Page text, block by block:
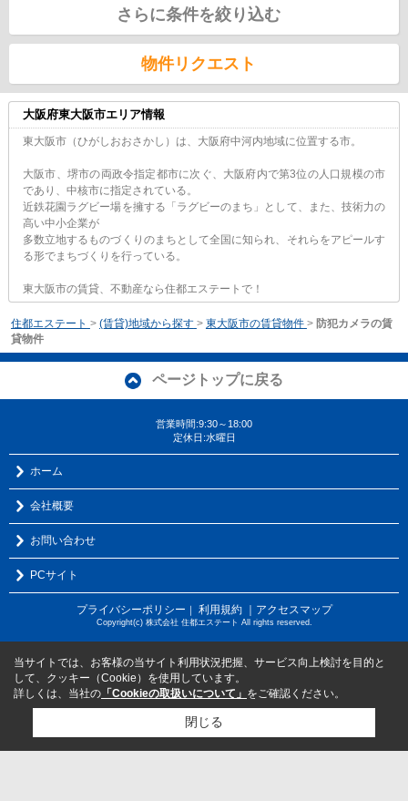
さらに条件を絞り込む
物件リクエスト
大阪府東大阪市エリア情報
東大阪市（ひがしおおさかし）は、大阪府中河内地域に位置する市。
大阪市、堺市の両政令指定都市に次ぐ、大阪府内で第3位の人口規模の市
であり、中核市に指定されている。
近鉄花園ラグビー場を擁する「ラグビーのまち」として、また、技術力の
高い中小企業が
多数立地するものづくりのまちとして全国に知られ、それらをアピールす
る形でまちづくりを行っている。
東大阪市の賃貸、不動産なら住都エステートで！
住都エステート > (賃貸)地域から探す > 東大阪市の賃貸物件 > 防犯カメラの賃
貸物件
ページトップに戻る
営業時間:9:30～18:00
定休日:水曜日
ホーム
会社概要
お問い合わせ
PCサイト
プライバシーポリシー ｜ 利用規約 ｜アクセスマップ
Copyright(c) 株式会社 住都エステート All rights reserved.
当サイトでは、お客様の当サイト利用状況把握、サービス向上検討を目的と
して、クッキー（Cookie）を使用しています。
詳しくは、当社の 「Cookieの取扱いについて」 をご確認ください。
閉じる